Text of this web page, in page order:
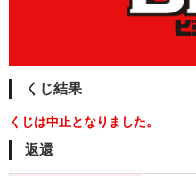
くじ結果
くじは中止となりました。
返還